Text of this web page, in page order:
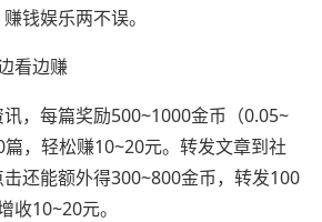
钱娱乐两不误。
看边赚
，每篇奖励500~1000金币（0.05~
，轻松赚10~20元。转发文章到社
还能额外得300~800金币，转发100
收10~20元。